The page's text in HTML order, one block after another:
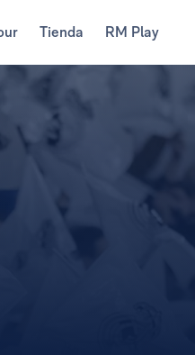
Tienda RM Play